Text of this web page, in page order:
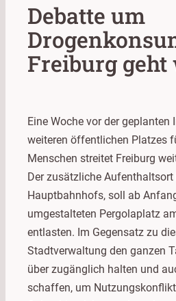
Debatte um
Freiburg geht
Eine Woche vor der geplanten
weiteren öffentlichen Platzes
Menschen streitet Freiburg
Der zusätzliche Aufenthaltsort
Hauptbahnhofs, soll ab
umgestalteten Pergolaplatz
entlasten. Im Gegensatz zu
Stadtverwaltung den ganzen
über zugänglich halten und
schaffen, um